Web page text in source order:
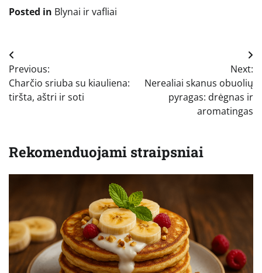
Posted in Blynai ir vafliai
Navigacija
tarp
įrašų
Previous:
Charčio sriuba su kiauliena:
tiršta, aštri ir soti
Next:
Nerealiai skanus obuolių
pyragas: drėgnas ir
aromatingas
Rekomenduojami straipsniai